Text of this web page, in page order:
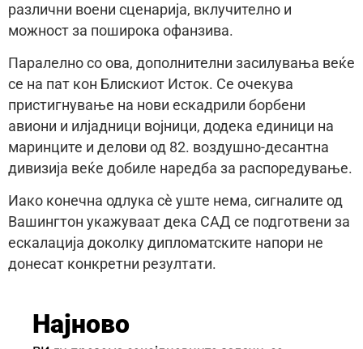
различни воени сценарија, вклучително и
можност за поширока офанзива.
Паралелно со ова, дополнителни засилувања веќе
се на пат кон Блискиот Исток. Се очекува
пристигнување на нови ескадрили борбени
авиони и илјадници војници, додека единици на
маринците и делови од 82. воздушно-десантна
дивизија веќе добиле наредба за распоредување.
Иако конечна одлука сè уште нема, сигналите од
Вашингтон укажуваат дека САД се подготвени за
ескалација доколку дипломатските напори не
донесат конкретни резултати.
Најново